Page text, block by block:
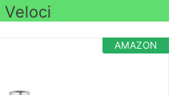
Veloci
AMAZON